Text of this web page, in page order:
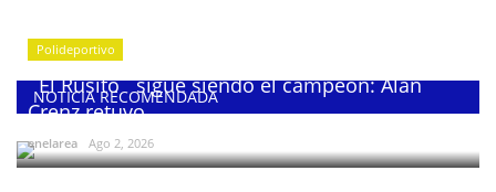
NOTICIA RECOMENDADA
Polideportivo
¨El Rusito¨ sigue siendo el campeón: Alan
Crenz retuvo...
enelarea Ago 2, 2026